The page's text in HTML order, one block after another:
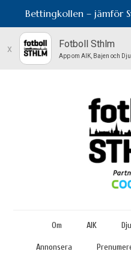
Bettingkollen – jämför
x Fotboll Sthlm
App om AIK, Bajen och
Om AIK
Annonsera